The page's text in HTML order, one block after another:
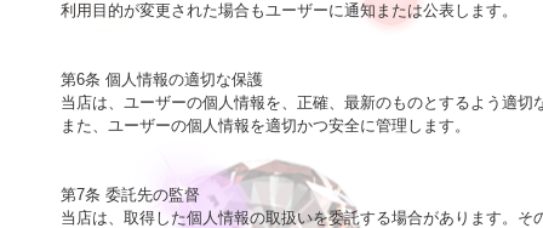
利用目的が変更された場合もユーザーに通知または公表します。
第6条 個人情報の適切な保護
当店は、ユーザーの個人情報を、正確、最新のものとするよう適切
また、ユーザーの個人情報を適切かつ安全に管理します。
第7条 委託先の監督
当店は、取得した個人情報の取扱いを委託する場合があります。